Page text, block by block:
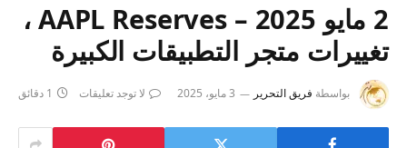
2 مايو 2025 – AAPL Reserves ،
تغييرات متجر التطبيقات الكبيرة
بواسطة فريق التحرير 3 مايو، 2025 لا توجد تعليقات 1 دقائق